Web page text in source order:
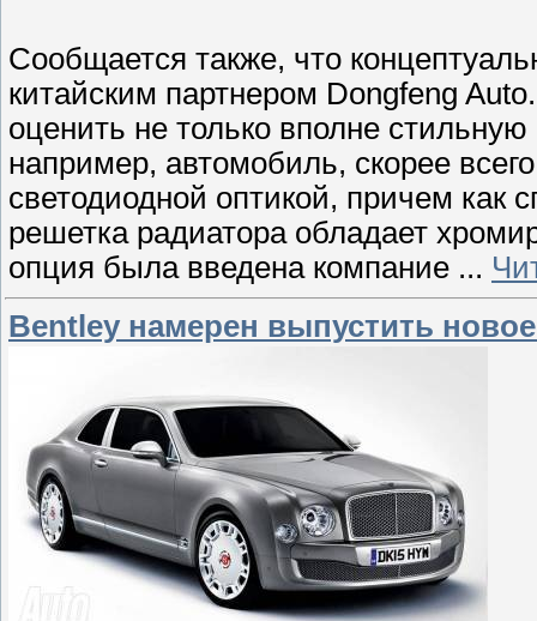
Сообщается также, что
китайским партнером Dongfeng
оценить не только вполне
например, автомобиль, скорее
светодиодной оптикой, причем как
решетка радиатора обладает
опция была введена компание ...
Bentley намерен выпустить